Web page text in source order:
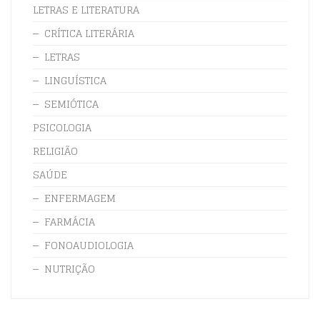
LETRAS E LITERATURA
CRÍTICA LITERÁRIA
LETRAS
LINGUÍSTICA
SEMIÓTICA
PSICOLOGIA
RELIGIÃO
SAÚDE
ENFERMAGEM
FARMÁCIA
FONOAUDIOLOGIA
NUTRIÇÃO